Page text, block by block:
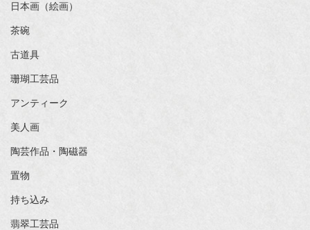
日本画（絵画）
茶碗
古道具
珊瑚工芸品
アンティーク
美人画
陶芸作品・陶磁器
置物
持ち込み
翡翠工芸品